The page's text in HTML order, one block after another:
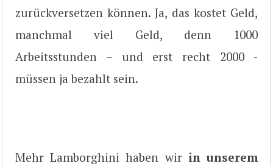
zurückversetzen können. Ja, das kostet Geld,
manchmal viel Geld, denn 1000
Arbeitsstunden – und erst recht 2000 -
müssen ja bezahlt sein.
Mehr Lamborghini haben wir in unserem